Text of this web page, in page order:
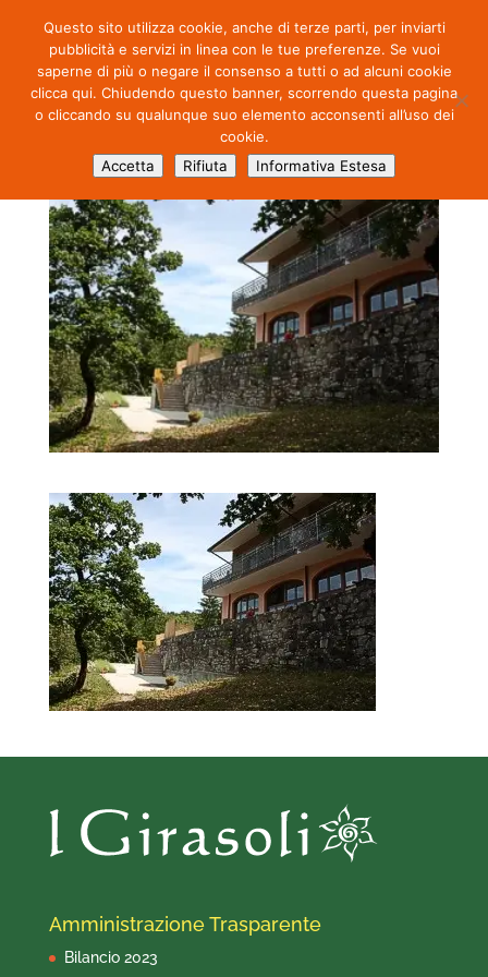
Amministrazione Trasparente
Bilancio 2023
Questo sito utilizza cookie, anche di terze parti, per inviarti
pubblicità e servizi in linea con le tue preferenze. Se vuoi
saperne di più o negare il consenso a tutti o ad alcuni cookie
clicca qui. Chiudendo questo banner, scorrendo questa pagina
o cliccando su qualunque suo elemento acconsenti all’uso dei
cookie.
Accetta
Rifiuta Informativa Estesa